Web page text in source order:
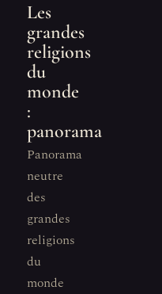
Les
grandes
religions
du
monde
:
panorama
Panorama
neutre
des
grandes
religions
du
monde